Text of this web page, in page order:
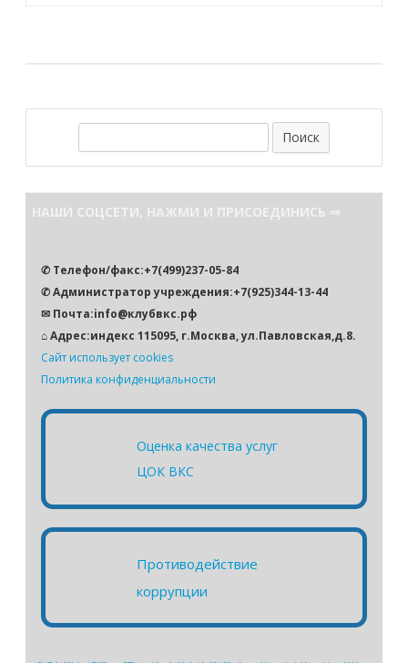
НАШИ СОЦСЕТИ, НАЖМИ И ПРИСОЕДИНИСЬ ⇒
✆ Телефон/факс:+7(499)237-05-84
✆ Администратор учреждения:+7(925)344-13-44
✉ Почта:info@клубвкс.рф
⌂ Адрес:индекс 115095, г.Москва, ул.Павловская,д.8.
Сайт использует cookies
Политика конфиденциальности
Оценка качества услуг
ЦОК ВКС
Противодействие
коррупции